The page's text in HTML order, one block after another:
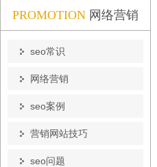
PROMOTION 网络营销
seo常识
网络营销
seo案例
营销网站技巧
seo问题